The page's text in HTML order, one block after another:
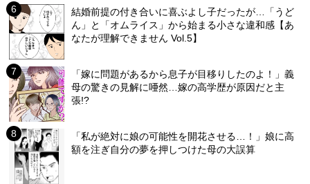
結婚前提の付き合いに喜ぶよし子だったが…「うど
ん」と「オムライス」から始まる小さな違和感【あ
なたが理解できません Vol.5】
「嫁に問題があるから息子が目移りしたのよ！」義
母の驚きの見解に唖然…嫁の高学歴が原因だと主
張!?
「私が絶対に娘の可能性を開花させる…！」娘に高
額を注ぎ自分の夢を押しつけた母の大誤算